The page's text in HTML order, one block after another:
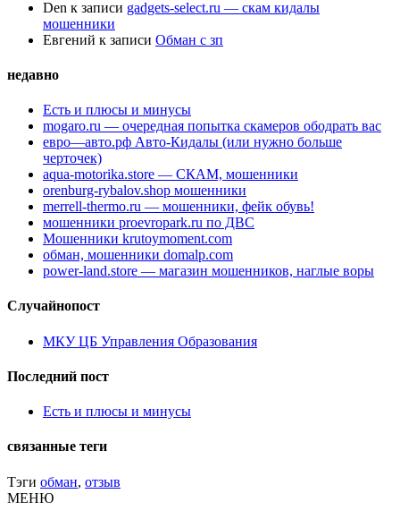
Den к записи gadgets-select.ru — скам кидалы
мошенники
Евгений к записи Обман с зп
недавно
Есть и плюсы и минусы
mogaro.ru — очередная попытка скамеров ободрать вас
евро—авто.рф Авто-Кидалы (или нужно больше
черточек)
aqua-motorika.store — СКАМ, мошенники
orenburg-rybalov.shop мошенники
merrell-thermo.ru — мошенники, фейк обувь!
мошенники proevropark.ru по ДВС
Мошенники krutoymoment.com
обман, мошенники domalp.com
power-land.store — магазин мошенников, наглые воры
Случайнопост
МКУ ЦБ Управления Образования
Последний пост
Есть и плюсы и минусы
связанные теги
Тэги обман, отзыв
МЕНЮ